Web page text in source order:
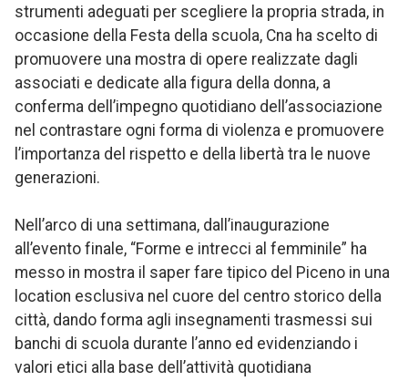
strumenti adeguati per scegliere la propria strada, in
occasione della Festa della scuola, Cna ha scelto di
promuovere una mostra di opere realizzate dagli
associati e dedicate alla figura della donna, a
conferma dell’impegno quotidiano dell’associazione
nel contrastare ogni forma di violenza e promuovere
l’importanza del rispetto e della libertà tra le nuove
generazioni.
Nell’arco di una settimana, dall’inaugurazione
all’evento finale, “Forme e intrecci al femminile” ha
messo in mostra il saper fare tipico del Piceno in una
location esclusiva nel cuore del centro storico della
città, dando forma agli insegnamenti trasmessi sui
banchi di scuola durante l’anno ed evidenziando i
valori etici alla base dell’attività quotidiana